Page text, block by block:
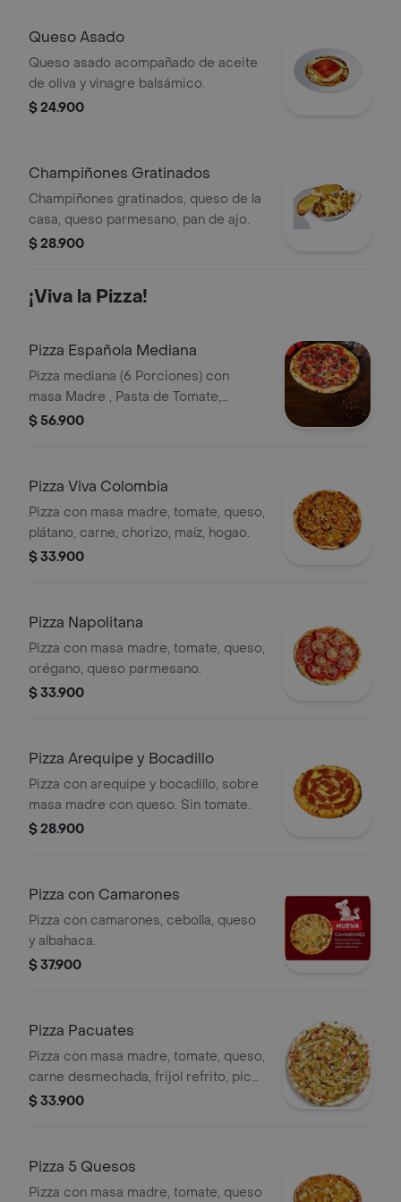
Queso Asado
Queso asado acompañado de aceite
de oliva y vinagre balsámico.
$ 24.900
Champiñones Gratinados
Champiñones gratinados, queso de la
casa, queso parmesano, pan de ajo.
$ 28.900
¡Viva la Pizza!
Pizza Española Mediana
Pizza mediana (6 Porciones) con
masa Madre , Pasta de Tomate,
queso, Chorizo Español, Cebolla
$ 56.900
Pizza Viva Colombia
Pizza con masa madre, tomate, queso,
plátano, carne, chorizo, maíz, hogao.
$ 33.900
Pizza Napolitana
Pizza con masa madre, tomate, queso,
orégano, queso parmesano.
$ 33.900
Pizza Arequipe y Bocadillo
Pizza con arequipe y bocadillo, sobre
masa madre con queso. Sin tomate.
$ 28.900
Pizza con Camarones
Pizza con camarones, cebolla, queso
y albahaca.
$ 37.900
Pizza Pacuates
Pizza con masa madre, tomate, queso,
carne desmechada, frijol refrito, pico
de gallo, guacamole, totopos,
$ 33.900
Pizza 5 Quesos
Pizza con masa madre, tomate, queso